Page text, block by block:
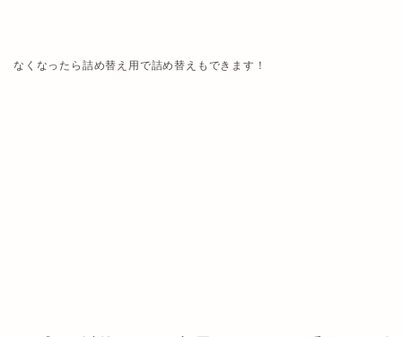
なくなったら詰め替え用で詰め替えもできます！